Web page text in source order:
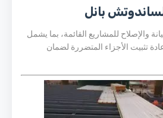
بانل
والإصلاح للمشاريع القائمة، بما يشمل
تثبيت الأجزاء المتضررة لضمان